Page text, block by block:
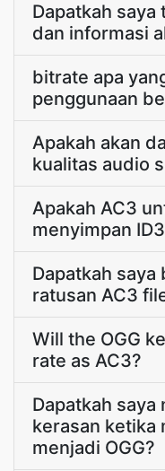
Dapatkah saya
dan informasi
bitrate apa
penggunaan
Apakah akan
kualitas audio
Apakah AC3
menyimpan
Dapatkah
ratusan AC3
Will the OGG
rate as AC3?
Dapatkah
kerasan ketika
menjadi OGG?